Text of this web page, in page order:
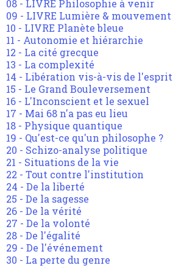
08 - LIVRE Philosophie à venir
09 - LIVRE Lumière & mouvement
10 - LIVRE Planète bleue
11 - Autonomie et hiérarchie
12 - La cité grecque
13 - La complexité
14 - Libération vis-à-vis de l'esprit
15 - Le Grand Bouleversement
16 - L'Inconscient et le sexuel
17 - Mai 68 n'a pas eu lieu
18 - Physique quantique
19 - Qu'est-ce qu'un philosophe ?
20 - Schizo-analyse politique
21 - Situations de la vie
22 - Tout contre l'institution
24 - De la liberté
25 - De la sagesse
26 - De la vérité
27 - De la volonté
28 - De l'égalité
29 - De l'événement
30 - La perte du genre